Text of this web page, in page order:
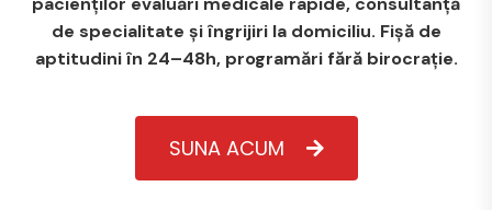
de specialitate și îngrijiri la domiciliu. Fișă de
aptitudini în 24–48h, programări fără birocrație.
SUNA ACUM